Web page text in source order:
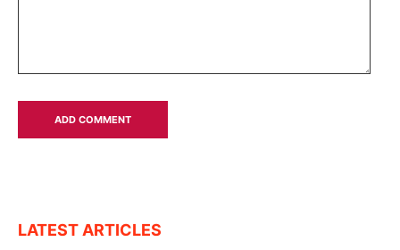
LATEST ARTICLES